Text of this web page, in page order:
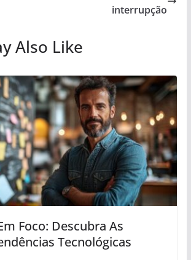
interrupção
Also Like
Foco: Descubra As
Tecnológicas